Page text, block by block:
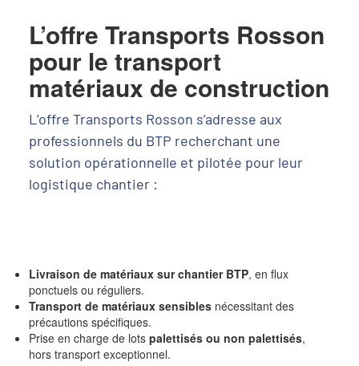
L’offre Transports Rosson
pour le transport
matériaux de construction
L’offre Transports Rosson s’adresse aux
professionnels du BTP recherchant une
solution opérationnelle et pilotée pour leur
logistique chantier :
Livraison de matériaux sur chantier BTP, en flux
ponctuels ou réguliers.
Transport de matériaux sensiblesnécessitant des
précautions spécifiques.
Prise en charge de lots palettisés ou non palettisés,
hors transport exceptionnel.